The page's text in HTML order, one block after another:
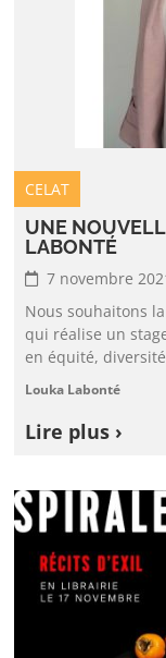
CELAT
UNE
LABONTÉ
7 novembre
Nous souhaitons
qui réalise un
en équité,
Louka Labonté
Lire plus ›